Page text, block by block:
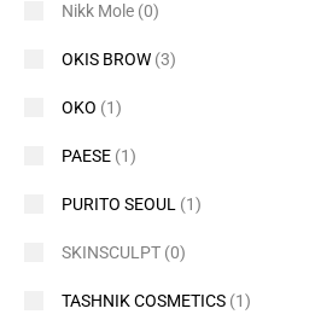
Nikk Mole (0)
OKIS BROW (3)
OKO (1)
PAESE (1)
PURITO SEOUL (1)
SKINSCULPT (0)
TASHNIK COSMETICS (1)